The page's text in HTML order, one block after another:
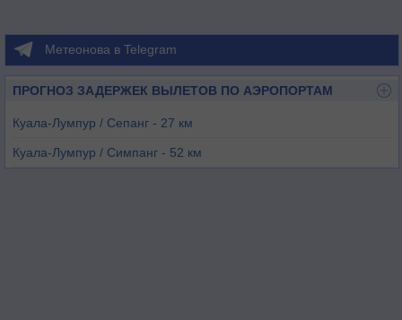
Метеонова в Telegram
ПРОГНОЗ ЗАДЕРЖЕК ВЫЛЕТОВ ПО АЭРОПОРТАМ
Куала-Лумпур / Сепанг - 27 км
Куала-Лумпур / Симпанг - 52 км